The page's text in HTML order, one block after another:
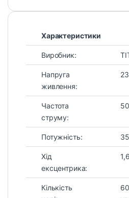
Характеристики
Виробник:
Напруга
живлення:
Частота
струму:
Потужність:
Хід
ексцентрика:
Кількість